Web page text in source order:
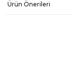
Ürün Önerileri